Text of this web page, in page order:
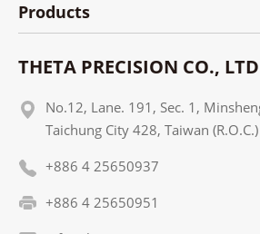
Products
THETA PRECISION CO., LTD
No.12, Lane. 191, Sec. 1,
Taichung City 428, Taiwan (R.O.C.)
+886 4 25650937
+886 4 25650951